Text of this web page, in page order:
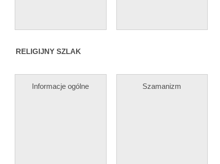
RELIGIJNY SZLAK
Informacje ogólne Szamanizm